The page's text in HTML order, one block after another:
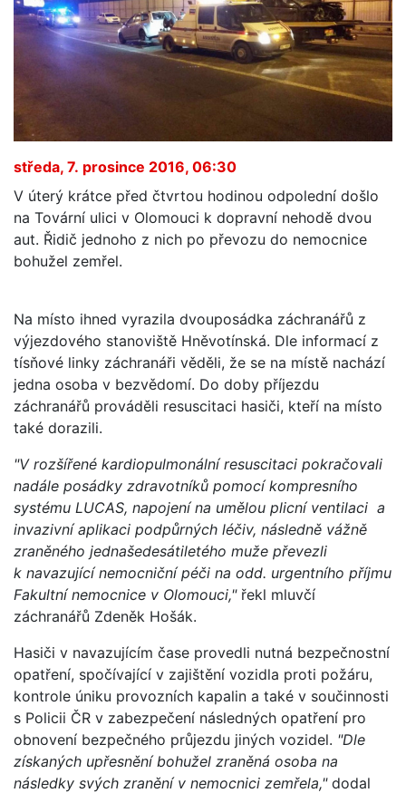
středa, 7. prosince 2016, 06:30
V úterý krátce před čtvrtou hodinou odpolední došlo
na Tovární ulici v Olomouci k dopravní nehodě dvou
aut. Řidič jednoho z nich po převozu do nemocnice
bohužel zemřel.
Na místo ihned vyrazila dvouposádka záchranářů z
výjezdového stanoviště Hněvotínská. Dle informací z
tísňové linky záchranáři věděli, že se na místě nachází
jedna osoba v bezvědomí. Do doby příjezdu
záchranářů prováděli resuscitaci hasiči, kteří na místo
také dorazili.
"V rozšířené kardiopulmonální resuscitaci pokračovali
nadále posádky zdravotníků pomocí kompresního
systému LUCAS, napojení na umělou plicní ventilaci a
invazivní aplikaci podpůrných léčiv, následně vážně
zraněného jednašedesátiletého muže převezli
k navazující nemocniční péči na odd. urgentního příjmu
Fakultní nemocnice v Olomouci,"řekl mluvčí
záchranářů Zdeněk Hošák.
Hasiči v navazujícím čase provedli nutná bezpečnostní
opatření, spočívající v zajištění vozidla proti požáru,
kontrole úniku provozních kapalin a také v součinnosti
s Policii ČR v zabezpečení následných opatření pro
obnovení bezpečného průjezdu jiných vozidel. "Dle
získaných upřesnění bohužel zraněná osoba na
následky svých zranění v nemocnici zemřela,"dodal